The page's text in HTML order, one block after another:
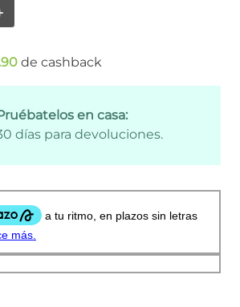
.90 de cashback
en casa:
días para devoluciones.